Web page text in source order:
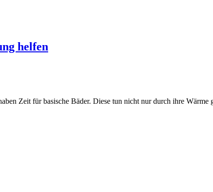
helfen
Zeit für basische Bäder. Diese tun nicht nur durch ihre